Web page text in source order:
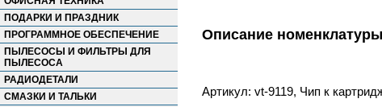
ПОДАРКИ И ПРАЗДНИК
ПРОГРАММНОЕ ОБЕСПЕЧЕНИЕ
ПЫЛЕСОСЫ И ФИЛЬТРЫ ДЛЯ
ПЫЛЕСОСА
РАДИОДЕТАЛИ
СМАЗКИ И ТАЛЬКИ
Описание
Артикул: vt-9119, Чип к